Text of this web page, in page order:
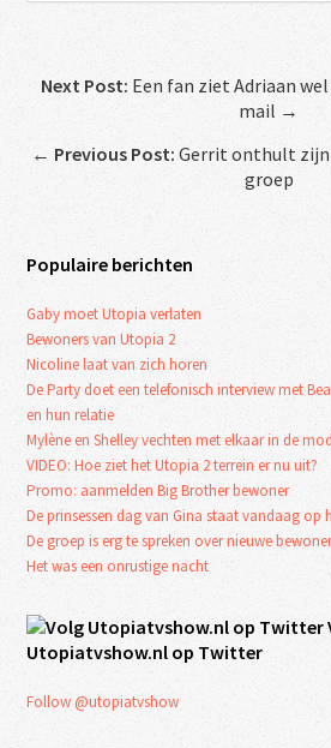
Next Post: Een fan ziet Adriaan
mail →
← Previous Post: Gerrit onthult
groep
Populaire berichten
Gaby moet Utopia verlaten
Bewoners van Utopia 2
Nicoline laat van zich horen
De Party doet een telefonisch interview met
en hun relatie
Mylène en Shelley vechten met elkaar in de
VIDEO: Hoe ziet het Utopia 2 terrein er nu uit?
Promo: aanmelden Big Brother bewoner
De prinsessen dag van Gina staat vandaag op
De groep is erg te spreken over nieuwe
Het was een onrustige nacht
Utopiatvshow.nl op Twitter
Follow @utopiatvshow